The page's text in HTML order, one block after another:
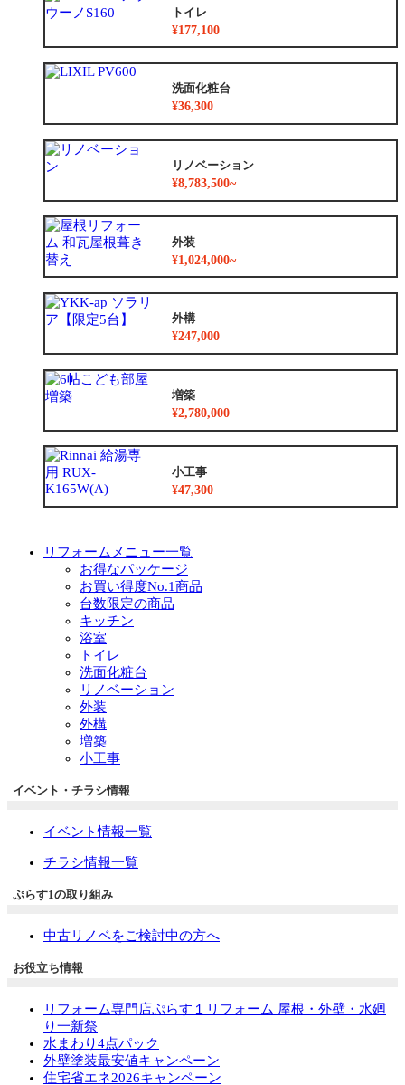
トイレ
¥177,100
洗面化粧台
¥36,300
リノベーション
¥8,783,500~
外装
¥1,024,000~
外構
¥247,000
増築
¥2,780,000
小工事
¥47,300
リフォームメニュー一覧
お得なパッケージ
お買い得度No.1商品
台数限定の商品
キッチン
浴室
トイレ
洗面化粧台
リノベーション
外装
外構
増築
小工事
イベント・チラシ情報
イベント情報一覧
チラシ情報一覧
ぷらす1の取り組み
中古リノベをご検討中の方へ
お役立ち情報
リフォーム専門店ぷらす１リフォーム 屋根・外壁・水廻
り一新祭
水まわり4点パック
外壁塗装最安値キャンペーン
住宅省エネ2026キャンペーン